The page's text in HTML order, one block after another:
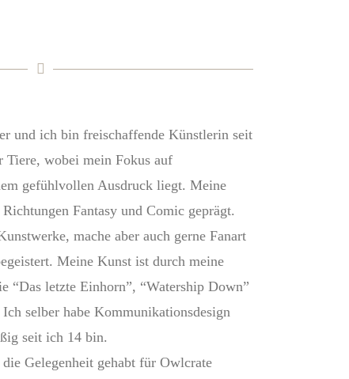
und ich bin freischaffende Künstlerin seit
Tiere, wobei mein Fokus auf
gefühlvollen Ausdruck liegt. Meine
Fantasy und Comic geprägt.
mache aber auch gerne Fanart
Meine Kunst ist durch meine
“Das letzte Einhorn”, “Watership Down”
selber habe Kommunikationsdesign
seit ich 14 bin.
Gelegenheit gehabt für Owlcrate